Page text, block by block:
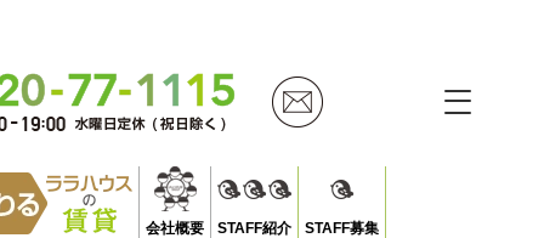
会社概要 STAFF紹介 STAFF募集